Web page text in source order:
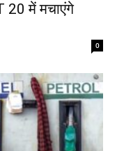
20 में मचाएंगे
0